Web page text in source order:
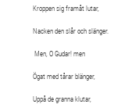
Kroppen sig framåt lutar,
Nacken den slår och slänger.
Men, O Gudar! men
Ögat med tårar blänger,
Uppå de granna klutar,